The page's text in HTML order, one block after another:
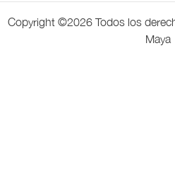
Copyright ©2026 Todos los
Maya